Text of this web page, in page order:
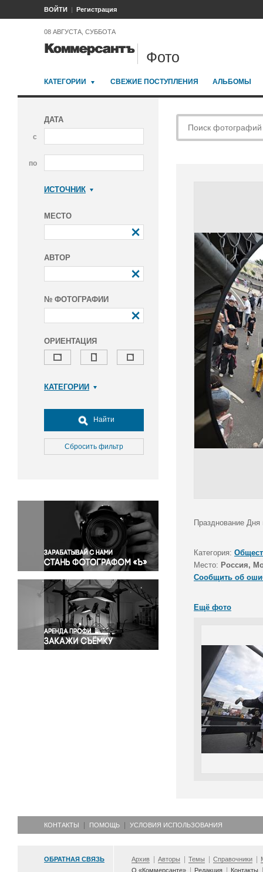
ВОЙТИ Регистрация
08 АВГУСТА, СУББОТА
Фото
КАТЕГОРИИ СВЕЖИЕ ПОСТУПЛЕНИЯ АЛЬБОМЫ
ДАТА
с
по
ИСТОЧНИК
МЕСТО
АВТОР
№ ФОТОГРАФИИ
ОРИЕНТАЦИЯ
КАТЕГОРИИ
Досуг, туризм и отдых
Культура
Медицина
Окружающая среда
Политика
Правосудие
Происшествия и конфликты
Религия
Светская жизнь
Спорт
Экология
Экономика и бизнес
Найти
Сбросить фильтр
Празднование
Категория:
Место: Россия,
Сообщить об
Ещё фото
КОНТАКТЫ ПОМОЩЬ УСЛОВИЯ ИСПОЛЬЗОВАНИЯ
ОБРАТНАЯ СВЯЗЬ Архив Авторы Темы Справочники
О «Коммерсанте»
Редакция Контакты